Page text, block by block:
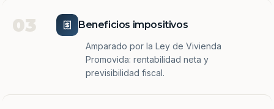
03 Beneficios impositivos
Amparado por la Ley de Vivienda
Promovida: rentabilidad neta y
previsibilidad fiscal.